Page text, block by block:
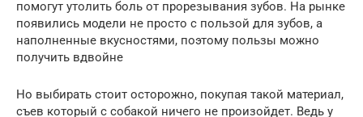
помогут утолить боль от прорезывания зубов. На рынке
появились модели не просто с пользой для зубов, а
наполненные вкусностями, поэтому пользы можно
получить вдвойне
Но выбирать стоит осторожно, покупая такой материал,
съев который с собакой ничего не произойдет. Ведь у